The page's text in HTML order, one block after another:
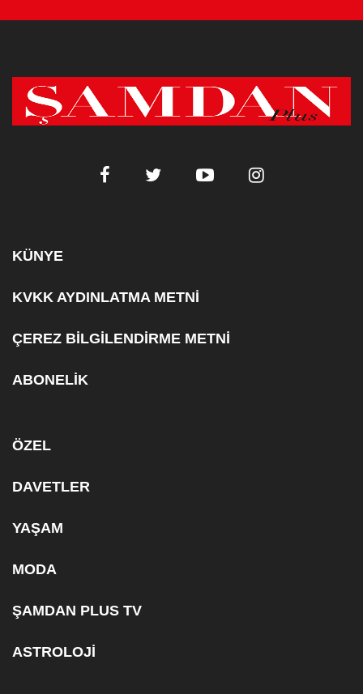
KÜNYE
KVKK AYDINLATMA METNİ
ÇEREZ BİLGİLENDİRME METNİ
ABONELİK
ÖZEL
DAVETLER
YAŞAM
MODA
ŞAMDAN PLUS TV
ASTROLOJİ